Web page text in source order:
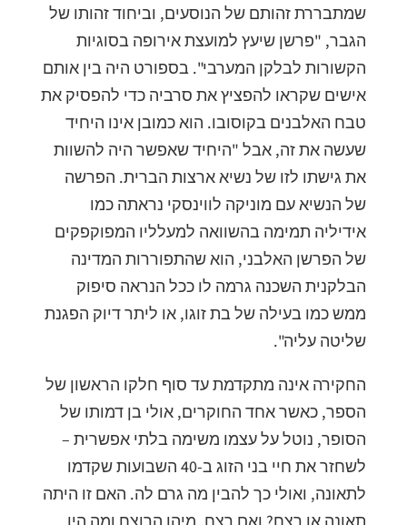
שמתבררת זהותם של הנוסעים, וביחוד זהותו של
הגבר, "פרשן שיעץ למועצת אירופה בסוגיות
הקשורות לבלקן המערבי". בספורט היה בין אותם
אישים שקראו להפציץ את סרביה כדי להפסיק את
טבח האלבנים בקוסובו. הוא כמובן אינו היחיד
שעשה את זה, אבל "היחיד שאפשר היה להשוות
את גישתו לזו של נשיא ארצות הברית. הפרשה
של הנשיא עם מוניקה לווינסקי נראתה כמו
אידיליה תמימה בהשוואה למעלליו המפוקפקים
של הפרשן האלבני, הוא שהתפוררות המדינה
הבלקנית השכנה גרמה לו ככל הנראה סיפוק
ממש כמו בעילה של בת זוגו, או ליתר דיוק הפגנת
שליטה עליה".
החקירה אינה מתקדמת עד סוף חלקו הראשון של
הספר, כאשר אחד החוקרים, אולי בן דמותו של
הסופר, נוטל על עצמו משימה בלתי אפשרית –
לשחזר את חיי בני הזוג ב-40 השבועות שקדמו
לתאונה, ואולי כך להבין מה גרם לה. האם זו היתה